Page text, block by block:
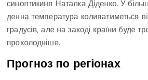
синоптикиня Наталка Діденко. У
денна температура коливатиметься
градусів, але на заході країни буде
прохолодніше.
Прогноз по регіонах